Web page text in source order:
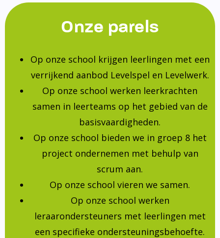
Onze parels
Op onze school krijgen leerlingen met een
verrijkend aanbod Levelspel en Levelwerk.
Op onze school werken leerkrachten
samen in leerteams op het gebied van de
basisvaardigheden.
Op onze school bieden we in groep 8 het
project ondernemen met behulp van
scrum aan.
Op onze school vieren we samen.
Op onze school werken
leraarondersteuners met leerlingen met
een specifieke ondersteuningsbehoefte.